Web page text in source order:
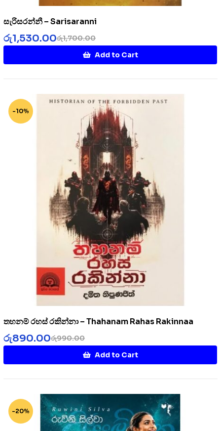
සැරිසරන්නී – Sarisaranni
රු1,700.00
රු1,530.00
Add to Cart
-10%
තහනම් රහස් රකින්නා – Thahanam Rahas Rakinnaa
රු990.00
රු890.00
Add to Cart
-20%